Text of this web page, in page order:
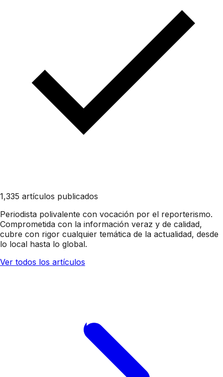
1,335 artículos publicados
Periodista polivalente con vocación por el reporterismo.
Comprometida con la información veraz y de calidad,
cubre con rigor cualquier temática de la actualidad, desde
lo local hasta lo global.
Ver todos los artículos